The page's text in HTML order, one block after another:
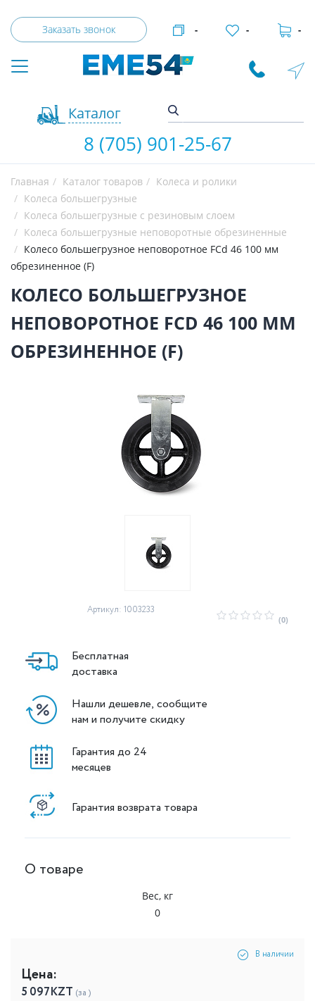
Заказать звонок
Каталог
- - -
8 (705) 901-25-67
Главная Каталог товаров
Колеса и ролики
Колеса большегрузные
Колеса большегрузные с резиновым слоем
Колеса большегрузные неповоротные обрезиненные
Колесо большегрузное неповоротное FCd 46 100 мм
обрезиненное (F)
КОЛЕСО БОЛЬШЕГРУЗНОЕ
НЕПОВОРОТНОЕ FCD 46 100 ММ
ОБРЕЗИНЕННОЕ (F)
Артикул: 1003233
(0)
Бесплатная
доставка
Нашли дешевле, сообщите
нам и получите скидку
Гарантия до 24
месяцев
Гарантия возврата товара
О товаре
Вес, кг
0
В наличии
Цена:
5 097KZT (за )